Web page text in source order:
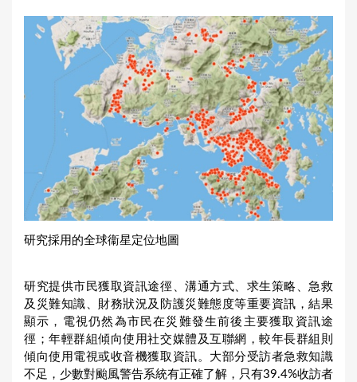
研究採用的全球衞星定位地圖
研究提供市民獲取資訊途徑、溝通方式、求生策略、急救
及災難知識、財務狀況及防護災難態度等重要資訊，結果
顯示，電視仍然為市民在災難發生前後主要獲取資訊途
徑；年輕群組傾向使用社交媒體及互聯網，較年長群組則
傾向使用電視或收音機獲取資訊。大部分受訪者急救知識
不足，少數對颱風警告系統有正確了解，只有39.4%收訪者